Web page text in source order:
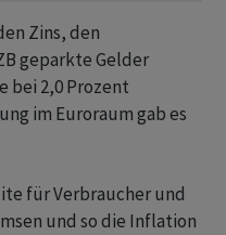
Zins, den
geparkte Gelder
bei 2,0 Prozent
im Euroraum gab es
für Verbraucher und
und so die Inflation